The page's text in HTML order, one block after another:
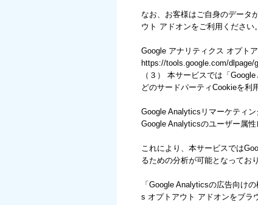
なお、お客様はご自身のデータ
ウト アドオンをご利用ください。
Google アナリティクス オプト
https://tools.google.com/dlpage/
（３） 本サービスでは「
どのサードパーティCookieを利
Google Analyticsリマーケティン
Google Analyticsのユーザー属
これにより、本サービスでは
るための分析が可能となっており
「Google Analyticsの広告向け
s オプトアウト アドオンをブラ